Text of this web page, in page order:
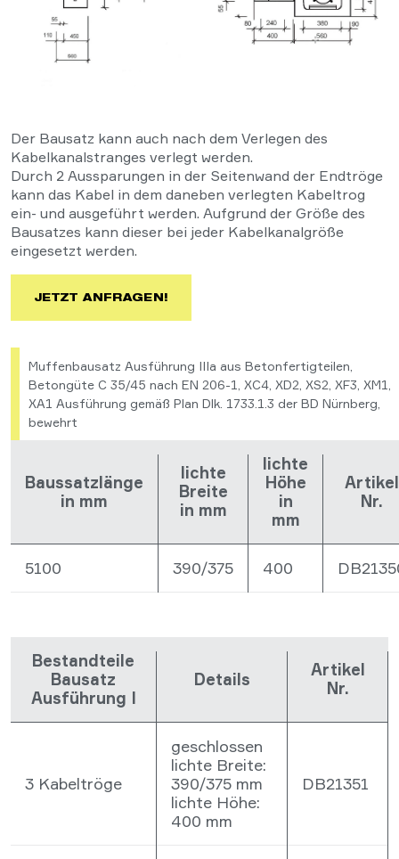
Der Bausatz kann auch nach dem Verlegen des
Kabelkanalstranges verlegt werden.
Durch 2 Aussparungen in der Seitenwand der Endtröge
kann das Kabel in dem daneben verlegten Kabeltrog
ein- und ausgeführt werden. Aufgrund der Größe des
Bausatzes kann dieser bei jeder Kabelkanalgröße
eingesetzt werden.
JETZT ANFRAGEN!
Muffenbausatz Ausführung IIIa aus Betonfertigteilen,
Betongüte C 35/45 nach EN 206-1, XC4, XD2, XS2, XF3, XM1,
XA1 Ausführung gemäß Plan Dlk. 1733.1.3 der BD Nürnberg,
bewehrt
Baussatzlänge
in mm
lichte
Breite
in mm
lichte
Höhe
in
mm
Artikel
Nr.
5100 390/375 400
Bestandteile
Bausatz
Ausführung I
Details
Artikel
Nr.
3 Kabeltröge
geschlossen
lichte Breite:
390/375 mm
lichte Höhe:
400 mm
DB21351